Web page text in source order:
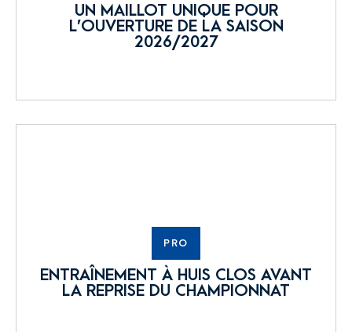
UN MAILLOT UNIQUE POUR
L’OUVERTURE DE LA SAISON
2026/2027
PRO
ENTRAÎNEMENT À HUIS CLOS AVANT
LA REPRISE DU CHAMPIONNAT